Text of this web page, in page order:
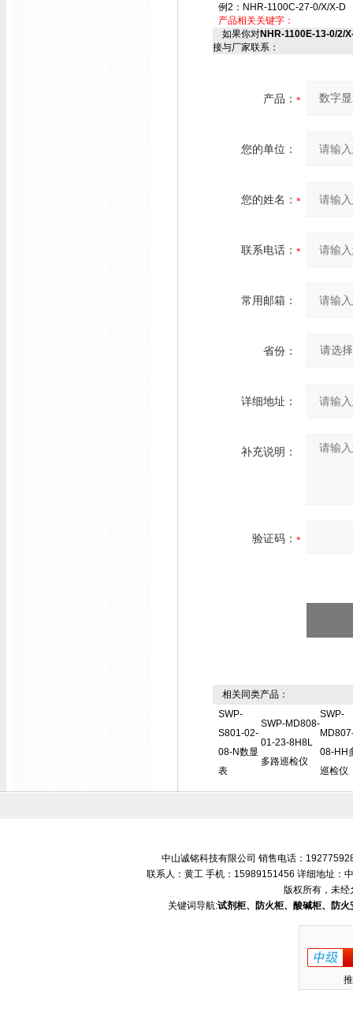
例2：NHR-1100C-27-0/X/X-D
产品相关关键字：
如果你对NHR-1100E-13-0/2/
接与厂家联系：
产品：
您的单位：
您的姓名：
联系电话：
常用邮箱：
省份：
详细地址：
补充说明：
验证码：
相关同类产品：
SWP-
S801-02-
08-N数显
表
SWP-MD808-
01-23-8H8L
多路巡检仪
SWP-
08-HH
巡检仪
中山诚铭科技有限公司 销售电话：
联系人：黄工 手机：15989151456 详细地址：
版权所有，未经
关键词导航:试剂柜、防火柜、酸碱柜、防